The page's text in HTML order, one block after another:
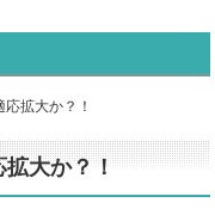
拡大か？！
拡大か？！